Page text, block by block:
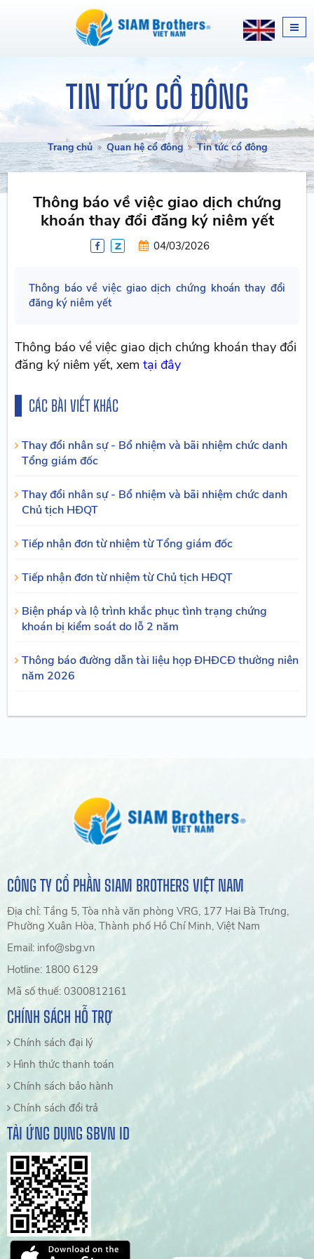
TIN TỨC CỔ ĐÔNG
Trang chủ Quan hệ cổ đông Tin tức cổ đông
Thông báo về việc giao dịch chứng
khoán thay đổi đăng ký niêm yết
04/03/2026
Thông báo về việc giao dịch chứng khoán thay đổi
đăng ký niêm yết
Thông báo về việc giao dịch chứng khoán thay đổi
đăng ký niêm yết, xemtại đây
CÁC BÀI VIẾT KHÁC
Thay đổi nhân sự - Bổ nhiệm và bãi nhiệm chức danh
Tổng giám đốc
Thay đổi nhân sự - Bổ nhiệm và bãi nhiệm chức danh
Chủ tịch HĐQT
Tiếp nhận đơn từ nhiệm từ Tổng giám đốc
Tiếp nhận đơn từ nhiệm từ Chủ tịch HĐQT
Biện pháp và lộ trình khắc phục tình trạng chứng
khoán bị kiểm soát do lỗ 2 năm
Thông báo đường dẫn tài liệu họp ĐHĐCĐ thường niên
năm 2026
CÔNG TY CỔ PHẦN SIAM BROTHERS VIỆT NAM
Địa chỉ: Tầng 5, Tòa nhà văn phòng VRG, 177 Hai Bà Trưng,
Phường Xuân Hòa, Thành phố Hồ Chí Minh, Việt Nam
Email: info@sbg.vn
Hotline: 1800 6129
Mã số thuế: 0300812161
CHÍNH SÁCH HỖ TRỢ
Chính sách đại lý
Hình thức thanh toán
Chính sách bảo hành
Chính sách đổi trả
TẢI ỨNG DỤNG SBVN ID